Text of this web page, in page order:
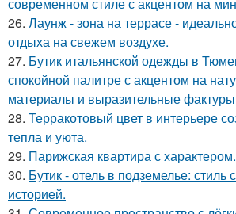
современном стиле с акцентом на
26. Лаунж - зона на террасе -
отдыха на свежем воздухе.
27. Бутик итальянской одежды в
спокойной палитре с акцентом на
материалы и выразительные
28. Терракотовый цвет в интерьере
тепла и уюта.
29. Парижская квартира с характером.
30. Бутик - отель в подземелье: стиль
историей.